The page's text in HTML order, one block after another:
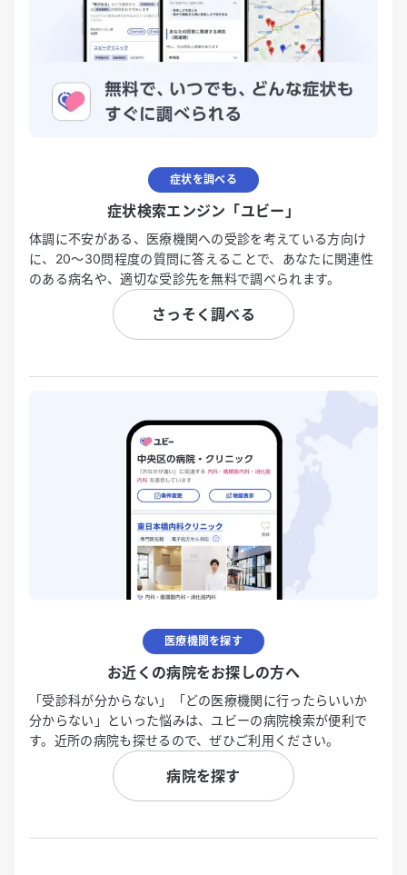
症状を調べる
症状検索エンジン「ユビー」
体調に不安がある、医療機関への受診を考えている方向け
に、20〜30問程度の質問に答えることで、あなたに関連性
のある病名や、適切な受診先を無料で調べられます。
さっそく調べる
医療機関を探す
お近くの病院をお探しの方へ
「受診科が分からない」「どの医療機関に行ったらいいか
分からない」といった悩みは、ユビーの病院検索が便利で
す。近所の病院も探せるので、ぜひご利用ください。
病院を探す